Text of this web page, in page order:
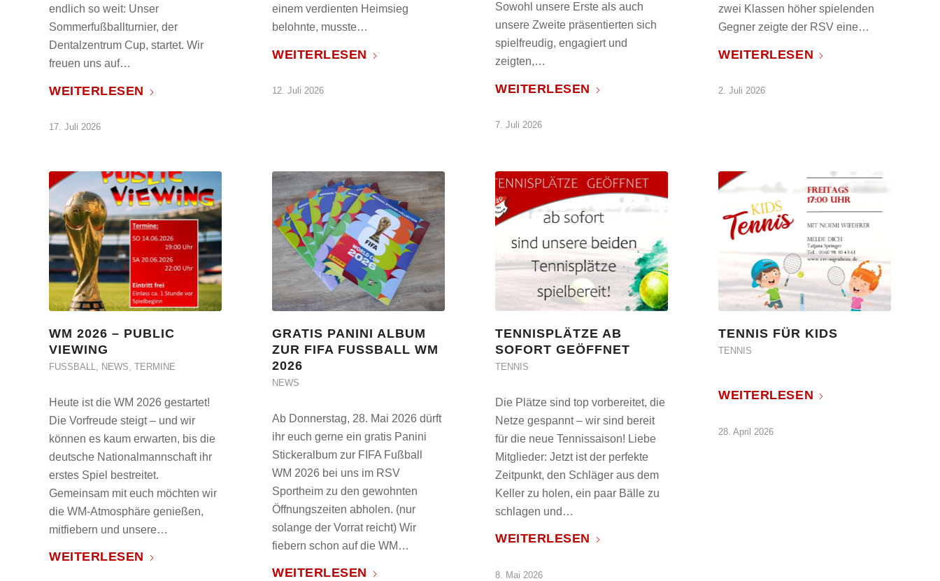
endlich so weit: Unser
Sommerfußballturnier, der
Dentalzentrum Cup, startet. Wir
freuen uns auf…
WEITERLESEN
17. Juli 2026
einem verdienten Heimsieg
belohnte, musste…
WEITERLESEN
12. Juli 2026
Sowohl unsere Erste als auch
unsere Zweite präsentierten sich
spielfreudig, engagiert und
zeigten,…
WEITERLESEN
7. Juli 2026
zwei Klassen höher spielenden
Gegner zeigte der RSV eine…
WEITERLESEN
2. Juli 2026
WM 2026 – PUBLIC
VIEWING
FUSSBALL NEWS TERMINE
Heute ist die WM 2026 gestartet!
Die Vorfreude steigt – und wir
können es kaum erwarten, bis die
deutsche Nationalmannschaft ihr
erstes Spiel bestreitet.
Gemeinsam mit euch möchten wir
die WM-Atmosphäre genießen,
mitfiebern und unsere…
WEITERLESEN
GRATIS PANINI ALBUM
ZUR FIFA FUSSBALL WM 2
026
NEWS
Ab Donnerstag, 28. Mai 2026 dürft
ihr euch gerne ein gratis Panini
Stickeralbum zur FIFA Fußball
WM 2026 bei uns im RSV
Sportheim zu den gewohnten
Öffnungszeiten abholen. (nur
solange der Vorrat reicht) Wir
fiebern schon auf die WM…
WEITERLESEN
TENNISPLÄTZE AB
SOFORT GEÖFFNET
TENNIS
Die Plätze sind top vorbereitet, die
Netze gespannt – wir sind bereit
für die neue Tennissaison! Liebe
Mitglieder: Jetzt ist der perfekte
Zeitpunkt, den Schläger aus dem
Keller zu holen, ein paar Bälle zu
schlagen und…
WEITERLESEN
8. Mai 2026
TENNIS FÜR KIDS
TENNIS
WEITERLESEN
28. April 2026